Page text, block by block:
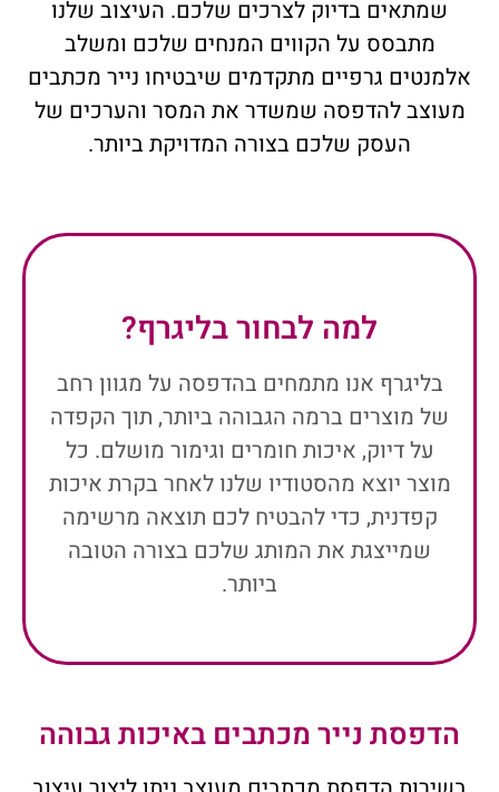
שמתאים בדיוק לצרכים שלכם. העיצוב שלנו
מתבסס על הקווים המנחים שלכם ומשלב
אלמנטים גרפיים מתקדמים שיבטיחו נייר מכתבים
מעוצב להדפסה שמשדר את המסר והערכים של
העסק שלכם בצורה המדויקת ביותר.
למה לבחור בליגרף?
בליגרף אנו מתמחים בהדפסה על מגוון רחב
של מוצרים ברמה הגבוהה ביותר, תוך הקפדה
על דיוק, איכות חומרים וגימור מושלם. כל
מוצר יוצא מהסטודיו שלנו לאחר בקרת איכות
קפדנית, כדי להבטיח לכם תוצאה מרשימה
שמייצגת את המותג שלכם בצורה הטובה
ביותר.
הדפסת נייר מכתבים באיכות גבוהה